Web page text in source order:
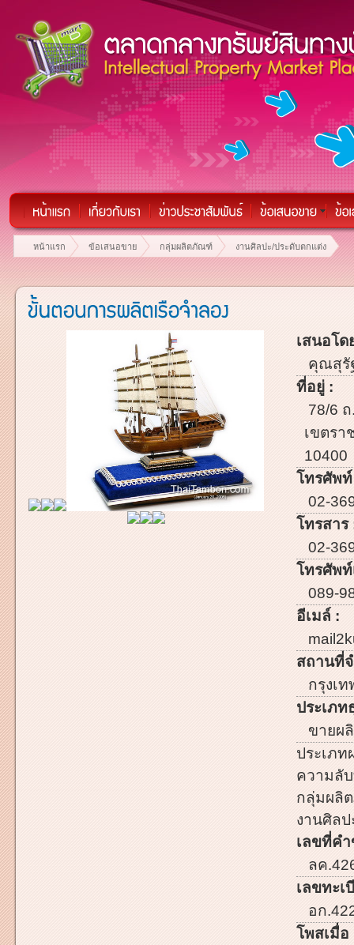
หน้าแรก ข้อเสนอขาย กลุ่มผลิตภัณฑ์ งานศิลปะ/ประดับตกแต่ง
เสนอโด
คุณสุรั
ที่อยู่ :
78/6
เขตรา
10400
โทรศัพ
02-
โทรสาร
02-
โทรศัพ
089-
อีเมล์ :
สถานที่
กรุงเ
ประเภท
ขายผ
ประเภท
ความลั
กลุ่มผลิ
งานศิล
เลขที่ค
ลค
เลขทะเ
อก
โพสเมื่อ